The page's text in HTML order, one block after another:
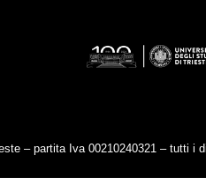
– partita Iva 00210240321 – tutti i